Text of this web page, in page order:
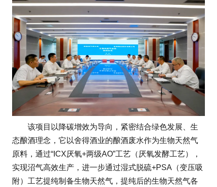
该项目以降碳增效为导向，紧密结合绿色发展、生
态酿酒理念，它以舍得酒业的酿酒废水作为生物天然气
原料，通过“ICX厌氧+两级AO”工艺（厌氧发酵工艺），
实现沼气高效生产，进一步通过湿式脱硫+PSA（变压吸
附）工艺提纯制备生物天然气，提纯后的生物天然气各